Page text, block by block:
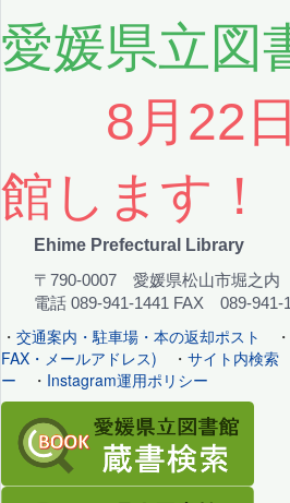
愛媛県立図
8月22
館します！
Ehime Prefectural Library
〒790-0007 愛媛県松山市堀之内
電話 089-941-1441 FAX 089-941-
・ 交通案内・駐車場・本の返却ポスト ・
FAX・メールアドレス) ・ サイト内検索
ー ・ Instagram運用ポリシー